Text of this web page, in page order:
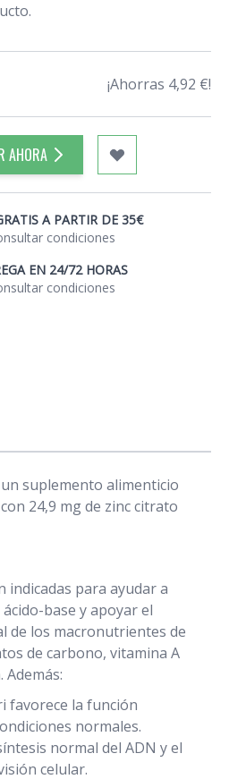
¡Ahorras 4,92 €!
AHORA
A PARTIR DE 35€
condiciones
EN 24/72 HORAS
condiciones
un suplemento alimenticio
24,9 mg de zinc citrato
indicadas para ayudar a
base y apoyar el
de los macronutrientes de
de carbono, vitamina A
favorece la función
normales.
normal del ADN y el
celular.